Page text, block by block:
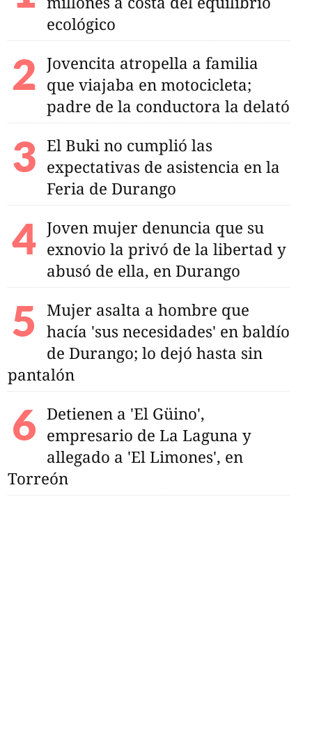
contratar
en
ecológico
Jovencita atropella a familia
que viajaba en motocicleta;
padre de la conductora la delató
El Buki no cumplió las
expectativas de asistencia en la
Feria de Durango
Joven mujer denuncia que su
exnovio la privó de la libertad y
abusó de ella, en Durango
Mujer asalta a hombre que
hacía 'sus necesidades' en baldío
de Durango; lo dejó hasta sin
pantalón
Detienen a 'El Güino',
empresario de La Laguna y
allegado a 'El Limones', en
Torreón